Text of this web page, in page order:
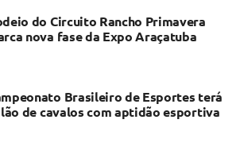
do Circuito Rancho Primavera
nova fase da Expo Araçatuba
Brasileiro de Esportes terá
de cavalos com aptidão esportiva